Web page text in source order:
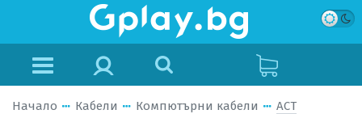
Начало Кабели Компютърни кабели ACT